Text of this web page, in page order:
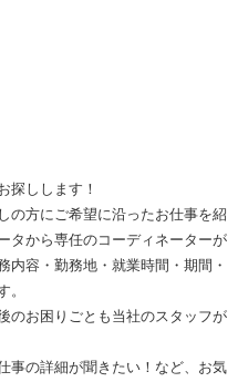
探しします！
の方にご希望に沿ったお仕事を紹
タから専任のコーディネーターが
内容・勤務地・就業時間・期間・
。
のお困りごとも当社のスタッフが
事の詳細が聞きたい！など、お気